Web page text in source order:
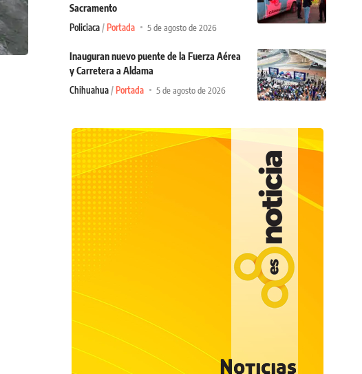
Sacramento
Policiaca Portada 5 de agosto de 2026
Inauguran nuevo puente de la Fuerza Aérea
y Carretera a Aldama
Chihuahua Portada 5 de agosto de 2026